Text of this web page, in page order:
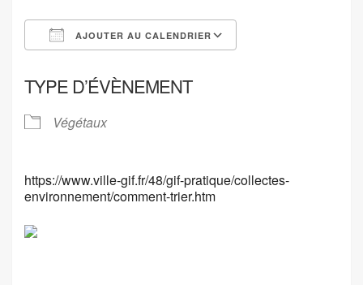
AJOUTER AU CALENDRIER
TYPE D’ÉVÈNEMENT
Végétaux
https://www.ville-gif.fr/48/gif-pratique/collectes-
environnement/comment-trier.htm